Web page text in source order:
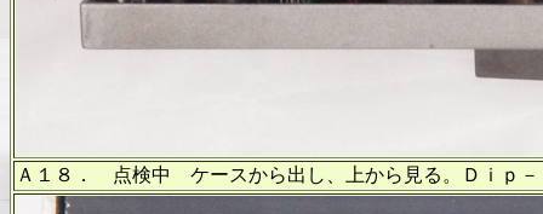
Ａ１８． 点検中 ケースから出し、上から見る。Ｄｉｐ－